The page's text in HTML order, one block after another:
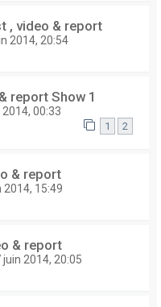
, video & report
2014, 20:54
report Show 1
2014, 00:33
1 2
& report
2014, 15:49
& report
juin 2014, 20:05